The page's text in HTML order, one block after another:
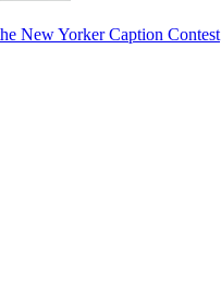
New Yorker Caption Contest